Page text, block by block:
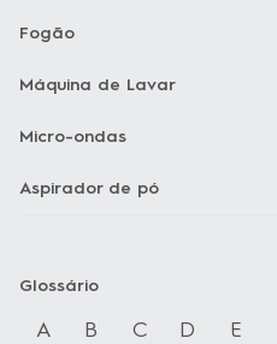
Fogão
Máquina de Lavar
Micro-ondas
Aspirador de pó
Glossário
A B C D E